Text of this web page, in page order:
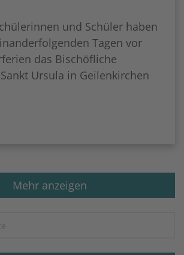
und Schüler haben
Tagen vor
das Bischöfliche
Ursula in Geilenkirchen
Mehr anzeigen